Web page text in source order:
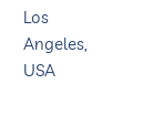
Los
Angeles,
USA